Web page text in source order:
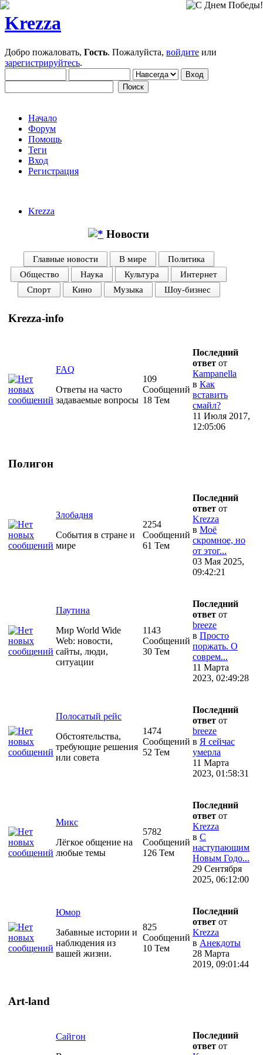
Krezza
Добро пожаловать, Гость. Пожалуйста, войдите или
зарегистрируйтесь.
Начало
Форум
Помощь
Теги
Вход
Регистрация
Krezza
Новости
Главные новости В мире
Политика
Общество
Наука Культура
Интернет
Спорт
Кино Музыка Шоу-бизнес
Krezza-info
FAQ
Ответы на часто
задаваемые вопросы
109
Сообщений
18 Тем
Последний
ответ от
Кampanella
в Как
вставить
смайл?
11 Июля 2017,
12:05:06
Полигон
Злобадня
События в стране и
мире
2254
Сообщений
61 Тем
Последний
ответ от
Krezza
в Моё
скромное, но
от этог...
03 Мая 2025,
09:42:21
Паутина
Мир World Wide
Web: новости,
сайты, люди,
ситуации
1143
Сообщений
30 Тем
Последний
ответ от
breeze
в Просто
поржать. О
соврем...
11 Марта
2023, 02:49:28
Полосатый рейс
Обстоятельства,
требующие решения
или совета
1474
Сообщений
52 Тем
Последний
ответ от
breeze
в Я сейчас
умерла
11 Марта
2023, 01:58:31
Микс
Лёгкое общение на
любые темы
5782
Сообщений
126 Тем
Последний
ответ от
Krezza
в С
наступающим
Новым Годо...
29 Сентября
2025, 06:12:00
Юмор
Забавные истории и
наблюдения из
вашей жизни.
825
Сообщений
10 Тем
Последний
ответ от
Krezza
в Анекдоты
28 Марта
2019, 09:01:44
Art-land
Сайгон
Последний
ответ от